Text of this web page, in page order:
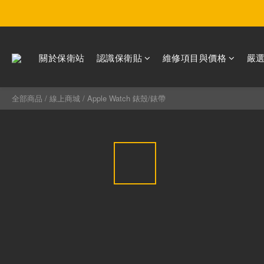
關於保衛站 認識保衛貼 維修項目與價格 嚴
全部商品 / 線上商城 / Apple Watch 錶殼/錶帶